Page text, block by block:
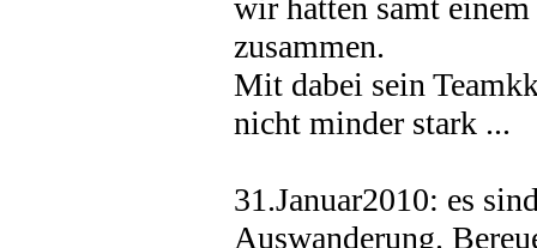
wir hatten samt
zusammen.
Mit dabei sein
nicht minder stark ...
31.Januar2010: es
Auswanderung.